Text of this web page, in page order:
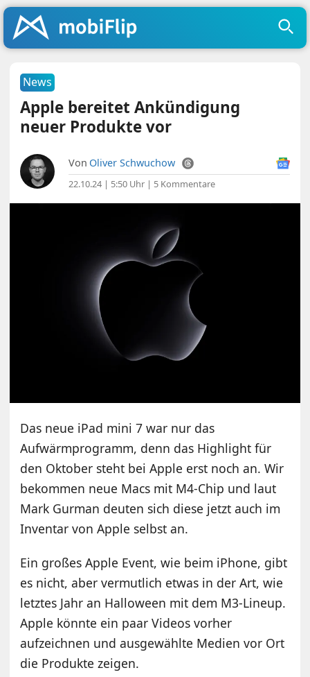
News
Apple bereitet Ankündigung
neuer Produkte vor
Von Oliver Schwuchow
22.10.24 | 5:50 Uhr | 5 Kommentare
Das neue iPad mini 7 war nur das
Aufwärmprogramm, denn das Highlight für
den Oktober steht bei Apple erst noch an. Wir
bekommen neue Macs mit M4-Chip und laut
Mark Gurman deuten sich diese jetzt auch im
Inventar von Apple selbst an.
Ein großes Apple Event, wie beim iPhone, gibt
es nicht, aber vermutlich etwas in der Art, wie
letztes Jahr an Halloween mit dem M3-Lineup.
Apple könnte ein paar Videos vorher
aufzeichnen und ausgewählte Medien vor Ort
die Produkte zeigen.